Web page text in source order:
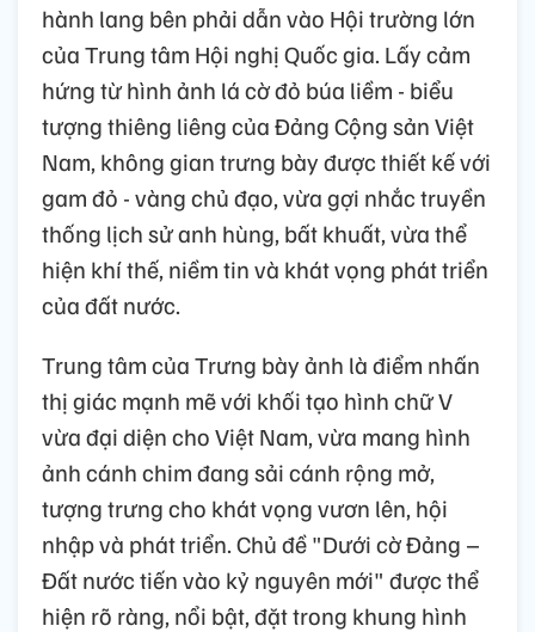
hành lang bên phải dẫn vào Hội trường lớn
của Trung tâm Hội nghị Quốc gia. Lấy cảm
hứng từ hình ảnh lá cờ đỏ búa liềm - biểu
tượng thiêng liêng của Đảng Cộng sản Việt
Nam, không gian trưng bày được thiết kế với
gam đỏ - vàng chủ đạo, vừa gợi nhắc truyền
thống lịch sử anh hùng, bất khuất, vừa thể
hiện khí thế, niềm tin và khát vọng phát triển
của đất nước.
Trung tâm của Trưng bày ảnh là điểm nhấn
thị giác mạnh mẽ với khối tạo hình chữ V
vừa đại diện cho Việt Nam, vừa mang hình
ảnh cánh chim đang sải cánh rộng mở,
tượng trưng cho khát vọng vươn lên, hội
nhập và phát triển. Chủ đề "Dưới cờ Đảng –
Đất nước tiến vào kỷ nguyên mới" được thể
hiện rõ ràng, nổi bật, đặt trong khung hình